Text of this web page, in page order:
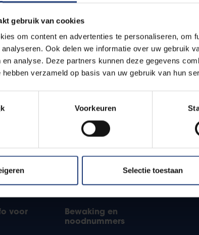
gebruik van cookies
om content en advertenties te personaliseren, om
Ook delen we informatie over uw gebruik
en analyse. Deze partners kunnen deze gegevens
verzameld op basis van uw gebruik van hun
Voorkeuren
Selectie toestaan
URL*
De volledige URL van de pagina waar je de fout zag.
Bv. https://www.vub.be/nl/studeren-aan-de-vub/alle-opleidingen
voor
Bewaking en
noodnummers